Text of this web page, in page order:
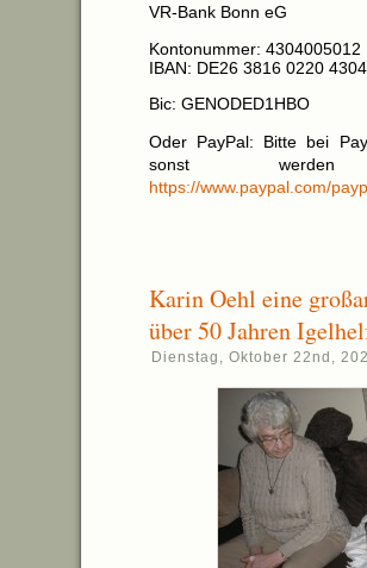
VR-Bank Bonn eG
Kontonummer:
IBAN: DE26 3816 0220
Bic: GENODED1HBO
Oder PayPal: Bitte bei
sonst werden
https://www.paypal.com/
Karin Oehl eine
über 50 Jahren
Dienstag, Oktober 22nd,